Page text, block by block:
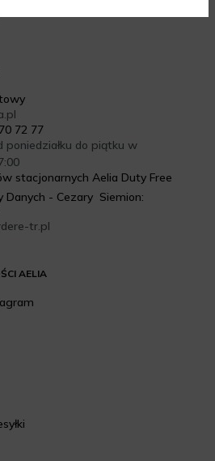
AELIA
72 77
poniedziałku do piątku w
stacjonarnych Aelia Duty Free
Danych - Cezary Siemion:
tr.pl